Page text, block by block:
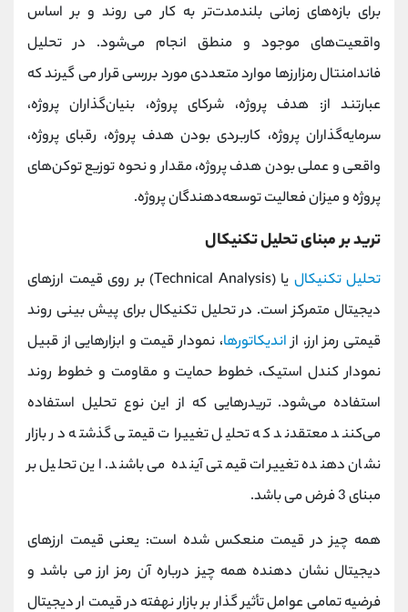
برای بازه‌های زمانی بلندمدت‌تر به کار می روند و بر اساس
واقعیت‌های موجود و منطق انجام می‌شود. در تحلیل
فاندامنتال رمزارزها موارد متعددی مورد بررسی قرار می گیرند که
عبارتند از: هدف پروژه، شرکای پروژه، بنیان‌گذاران پروژه،
سرمایه‌گذاران پروژه، کاربردی بودن هدف پروژه، رقبای پروژه،
واقعی و عملی بودن هدف پروژه، مقدار و نحوه توزیع توکن‌های
پروژه و میزان فعالیت توسعه‌دهندگان پروژه.
ترید بر مبنای تحلیل تکنیکال
تحلیل تکنیکال
یا (Technical Analysis) بر روی قیمت ارزهای
دیجیتال متمرکز است. در تحلیل تکنیکال برای پیش ‌بینی روند
قیمتی رمز ارز، ازاندیکاتورها، نمودار قیمت و ابزارهایی از قبیل
نمودار کندل استیک، خطوط حمایت و مقاومت و خطوط روند
استفاده می‌شود. تریدرهایی که از این نوع تحلیل استفاده
می‌کنند معتقدند که تحلیل تغییرات قیمتی گذشته در بازار
نشان دهنده تغییرات قیمتی آینده می باشند. این تحلیل بر
مبنای 3 فرض می باشد.
همه چیز در قیمت منعکس شده است: یعنی قیمت ارزهای
دیجیتال نشان دهنده همه چیز درباره آن رمز ارز می باشد و
فرضیه تمامی عوامل تأثیر گذار بر بازار نهفته در قیمت ار دیجیتال